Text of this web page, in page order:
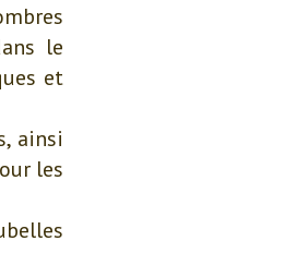
le
et
ainsi
les